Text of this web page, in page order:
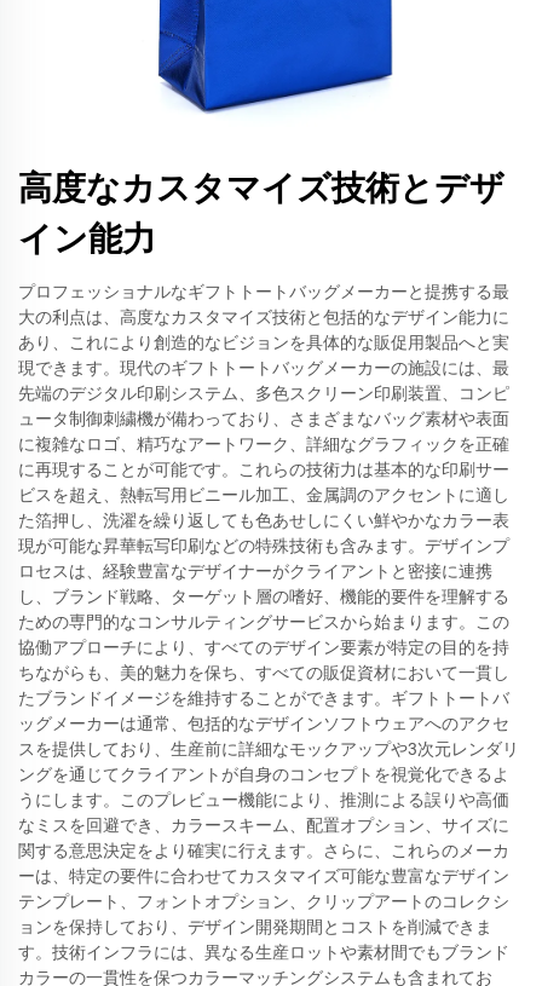
高度なカスタマイズ技術とデザ
イン能力
プロフェッショナルなギフトトートバッグメーカーと提携する最
大の利点は、高度なカスタマイズ技術と包括的なデザイン能力に
あり、これにより創造的なビジョンを具体的な販促用製品へと実
現できます。現代のギフトトートバッグメーカーの施設には、最
先端のデジタル印刷システム、多色スクリーン印刷装置、コンピ
ュータ制御刺繍機が備わっており、さまざまなバッグ素材や表面
に複雑なロゴ、精巧なアートワーク、詳細なグラフィックを正確
に再現することが可能です。これらの技術力は基本的な印刷サー
ビスを超え、熱転写用ビニール加工、金属調のアクセントに適し
た箔押し、洗濯を繰り返しても色あせしにくい鮮やかなカラー表
現が可能な昇華転写印刷などの特殊技術も含みます。デザインプ
ロセスは、経験豊富なデザイナーがクライアントと密接に連携
し、ブランド戦略、ターゲット層の嗜好、機能的要件を理解する
ための専門的なコンサルティングサービスから始まります。この
協働アプローチにより、すべてのデザイン要素が特定の目的を持
ちながらも、美的魅力を保ち、すべての販促資材において一貫し
たブランドイメージを維持することができます。ギフトトートバ
ッグメーカーは通常、包括的なデザインソフトウェアへのアクセ
スを提供しており、生産前に詳細なモックアップや3次元レンダリ
ングを通じてクライアントが自身のコンセプトを視覚化できるよ
うにします。このプレビュー機能により、推測による誤りや高価
なミスを回避でき、カラースキーム、配置オプション、サイズに
関する意思決定をより確実に行えます。さらに、これらのメーカ
ーは、特定の要件に合わせてカスタマイズ可能な豊富なデザイン
テンプレート、フォントオプション、クリップアートのコレクシ
ョンを保持しており、デザイン開発期間とコストを削減できま
す。技術インフラには、異なる生産ロットや素材間でもブランド
カラーの一貫性を保つカラーマッチングシステムも含まれてお